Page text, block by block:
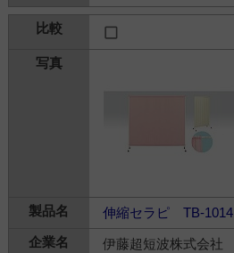
伸縮セラピ TB-1014
伊藤超短波株式会社